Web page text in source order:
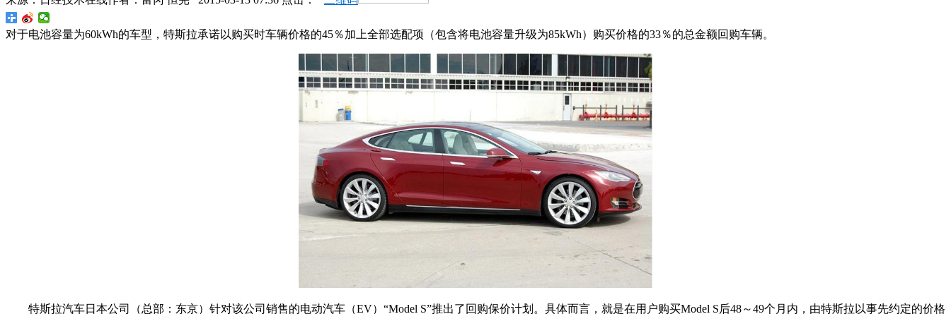
对于电池容量为60kWh的车型，特斯拉承诺以购买时车辆价格的45％加上全部选配项（包含将电池容量升级为85kWh）购买价格的33％的总金额回购车辆。
特斯拉汽车日本公司（总部：东京）针对该公司销售的电动汽车（EV）“Model S”推出了回购保价计划。具体而言，就是在用户购买Model S后48～49个月内，由特斯拉以事先约定的价格